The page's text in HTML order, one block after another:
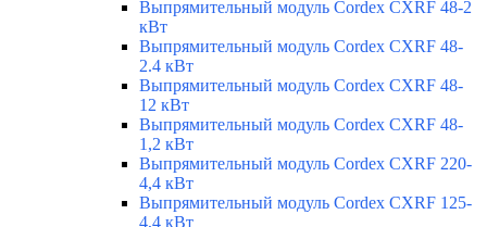
Выпрямительный модуль Cordex CXRF 48-2
кВт
Выпрямительный модуль Cordex CXRF 48-
2.4 кВт
Выпрямительный модуль Cordex CXRF 48-
12 кВт
Выпрямительный модуль Cordex CXRF 48-
1,2 кВт
Выпрямительный модуль Cordex CXRF 220-
4,4 кВт
Выпрямительный модуль Cordex CXRF 125-
4,4 кВт